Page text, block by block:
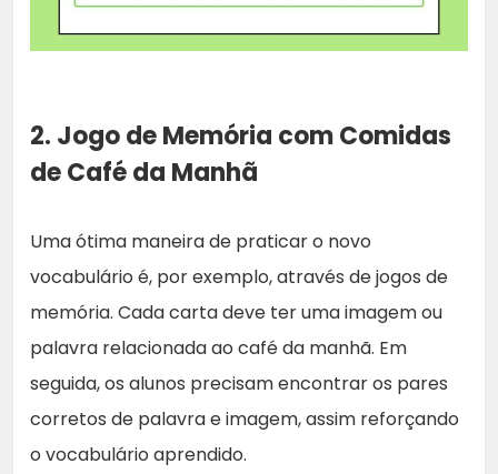
2. Jogo de Memória com Comidas
de Café da Manhã
Uma ótima maneira de praticar o novo
vocabulário é, por exemplo, através de jogos de
memória. Cada carta deve ter uma imagem ou
palavra relacionada ao café da manhã. Em
seguida, os alunos precisam encontrar os pares
corretos de palavra e imagem, assim reforçando
o vocabulário aprendido.